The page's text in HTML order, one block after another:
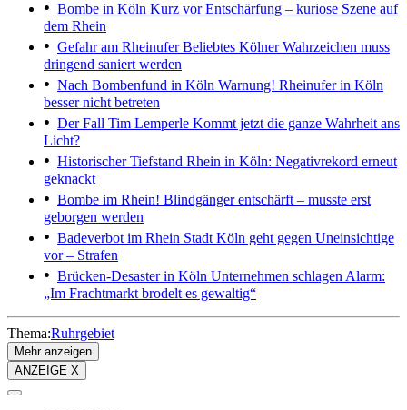
Bombe in Köln Kurz vor Entschärfung – kuriose Szene auf
dem Rhein
Gefahr am RheinuferBeliebtes Kölner Wahrzeichen muss
dringend saniert werden
Nach Bombenfund in Köln Warnung! Rheinufer in Köln
besser nicht betreten
Der Fall Tim Lemperle Kommt jetzt die ganze Wahrheit ans
Licht?
Historischer Tiefstand Rhein in Köln: Negativrekord erneut
geknackt
Bombe im Rhein! Blindgänger entschärft – musste erst
geborgen werden
Badeverbot im Rhein Stadt Köln geht gegen Uneinsichtige
vor – Strafen
Brücken-Desaster in Köln Unternehmen schlagen Alarm:
„Im Frachtmarkt brodelt es gewaltig“
Thema:Ruhrgebiet
Mehr anzeigen
ANZEIGE X